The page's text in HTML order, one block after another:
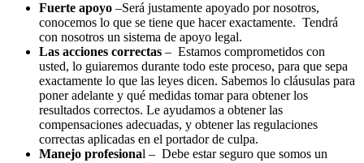
Fuerte apoyo –Será justamente apoyado por nosotros,
conocemos lo que se tiene que hacer exactamente. Tendrá
con nosotros un sistema de apoyo legal.
Las acciones correctas – Estamos comprometidos con
usted, lo guiaremos durante todo este proceso, para que sepa
exactamente lo que las leyes dicen. Sabemos lo cláusulas para
poner adelante y qué medidas tomar para obtener los
resultados correctos. Le ayudamos a obtener las
compensaciones adecuadas, y obtener las regulaciones
correctas aplicadas en el portador de culpa.
Manejo profesional – Debe estar seguro que somos un